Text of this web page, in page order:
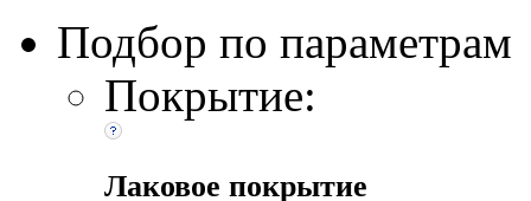
Подбор по параметрам
Покрытие:
Лаковое покрытие